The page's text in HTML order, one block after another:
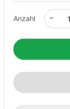
Anzahl -